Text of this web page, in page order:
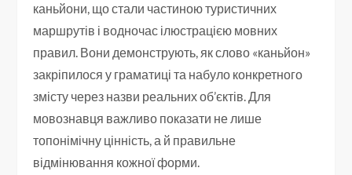
каньйони, що стали частиною туристичних
маршрутів і водночас ілюстрацією мовних
правил. Вони демонструють, як слово «каньйон»
закріпилося у граматиці та набуло конкретного
змісту через назви реальних об’єктів. Для
мовознавця важливо показати не лише
топонімічну цінність, а й правильне
відмінювання кожної форми.